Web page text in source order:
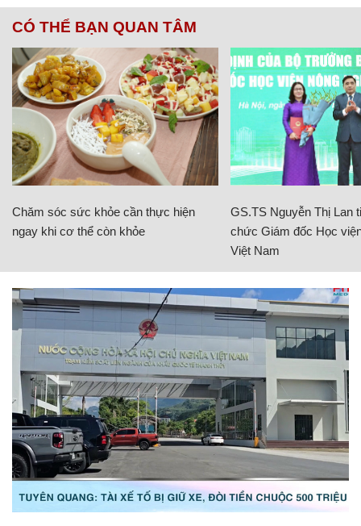
CÓ THỂ BẠN QUAN TÂM
Chăm sóc sức khỏe cần thực hiện
ngay khi cơ thể còn khỏe
GS.TS Nguyễn Thị Lan
chức Giám đốc Học
Việt Nam